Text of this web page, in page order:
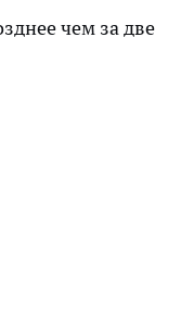
чем за две